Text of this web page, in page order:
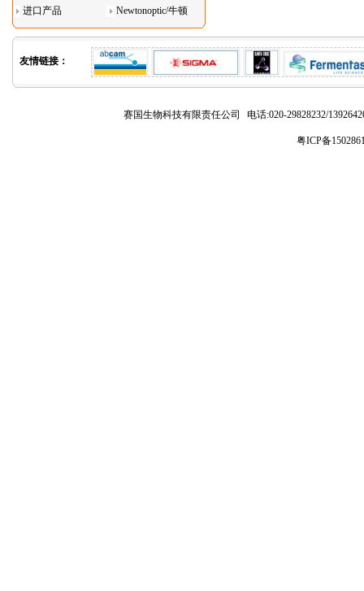
进口产品 Newtonoptic/牛顿
光学
友情链接：
赛国生物科技有限责任公司 电话:020-29828232/
粤ICP备